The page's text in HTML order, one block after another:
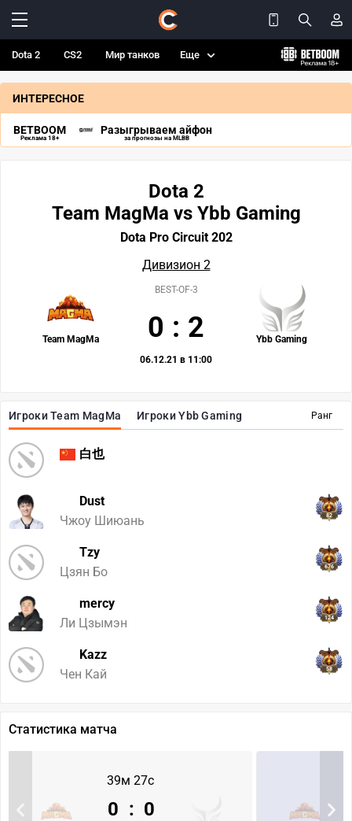
Dota 2 CS2 Мир танков Еще
ИНТЕРЕСНОЕ
BETBOOM
Реклама 18+
Разыгрываем айфон
за прогнозы на MLBB
Ранг
Игроки Team MagMa Игроки Ybb Gaming
白也
Dust
Чжоу Шиюань
82
Tzy
Цзян Бо
676
mercy
Ли Цзымэн
124
Kazz
Чен Кай
58
Dota 2
Team MagMa vs Ybb Gaming
Dota Pro Circuit 202
Дивизион 2
Team MagMa Ybb Gaming
BEST-OF-3
0 : 2
06.12.21 в 11:00
Статистика матча
39м 27с
0 : 0